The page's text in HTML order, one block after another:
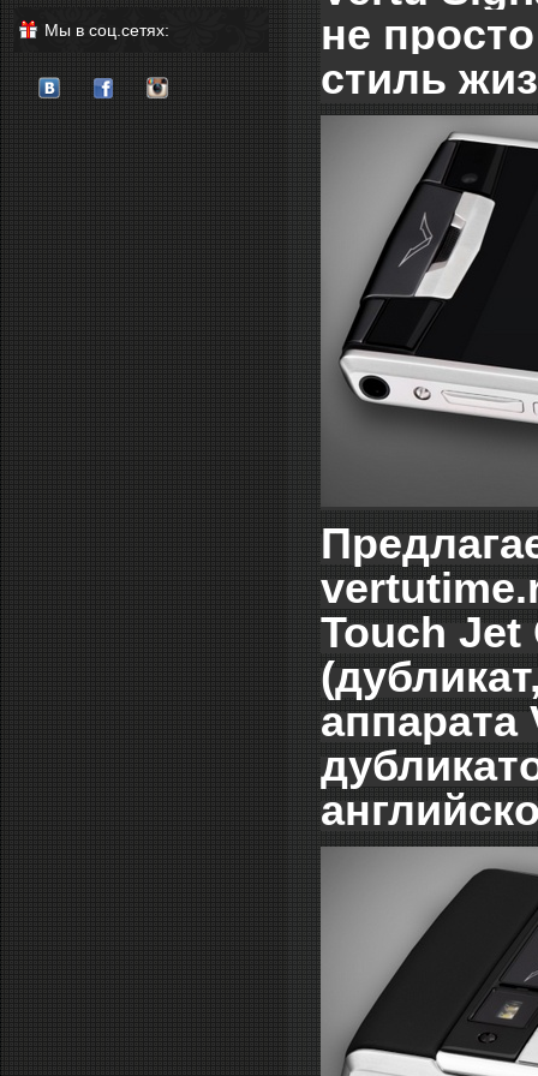
Мы в соц.сетях:
не
стиль
Touch Jet
аппарата